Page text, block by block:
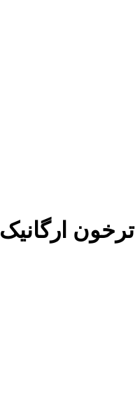
ترخون ارگانیک